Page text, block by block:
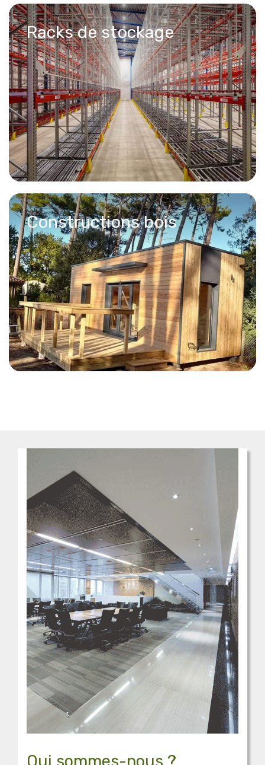
Racks de stockage
Constructions bois